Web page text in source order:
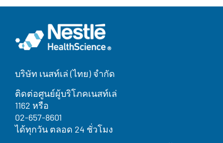
บริษัท เนสท์เล่ (ไทย) จำกัด
ติดต่อศูนย์ผู้บริโภคเนสท์เล่
1162 หรือ
02-657-8601
ได้ทุกวัน ตลอด 24 ชั่วโมง